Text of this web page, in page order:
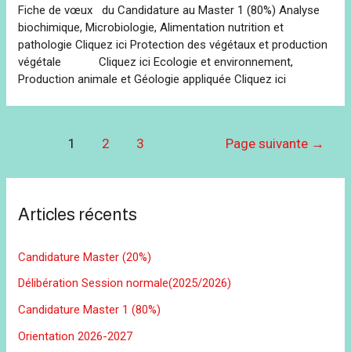
Fiche de vœux du Candidature au Master 1 (80%) Analyse
biochimique, Microbiologie, Alimentation nutrition et
pathologie Cliquez ici Protection des végétaux et production
végétale Cliquez ici Ecologie et environnement,
Production animale et Géologie appliquée Cliquez ici
Navigation
1 2 3 Page suivante →
Articles récents
Candidature Master (20%)
Délibération Session normale(2025/2026)
Candidature Master 1 (80%)
Orientation 2026-2027